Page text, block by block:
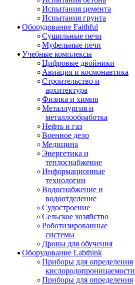
Испытания цемента
Испытания грунта
Оборудование Faithful
Сушильные печи
Муфельные печи
Учебные комплексы
Цифровые двойники
Авиация и космонавтика
Строительство и
архитектура
Физика и химия
Металлургия и
металлообработка
Нефть и газ
Военное дело
Медицина
Энергетика и
теплоснабжение
Информационные
технологии
Водоснабжение и
водоотделение
Судостроение
Сельское хозяйство
Роботизированные
системы
Дроны для обучения
Оборудование Labthink
Приборы для определения
кислородопроницаемости
Приборы для определения